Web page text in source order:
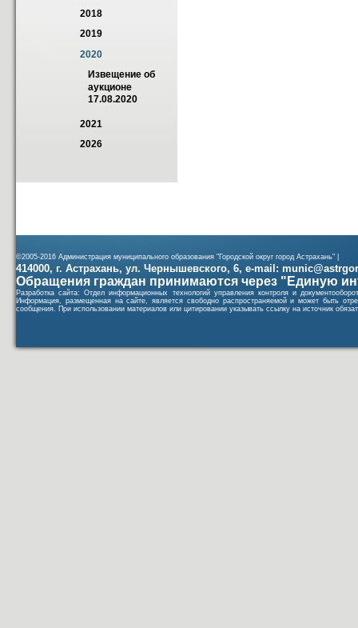
2018
2019
2020
Извещение об
аукционе
17.08.2020
2021
2026
©2005-2016 Администрация муниципального образования "Городской округ город Астрахань" |
414000, г. Астрахань, ул. Чернышевского, 6, e-mail:
Обращения граждан принимаются через "Единую
Разработка сайта: Отдел информационных технологий управления контроля и
Информация, размещенная на сайте, является свободно распространяемой и может быть
сообщения. При использовании материалов или цитировании указывать ссылку на источник